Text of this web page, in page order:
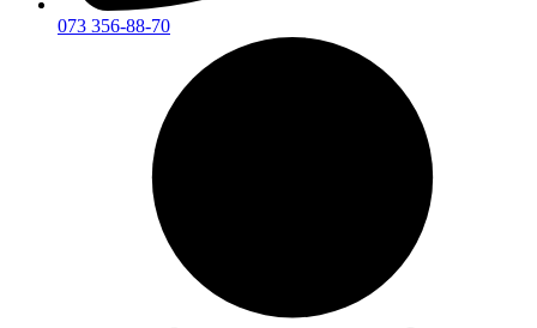
073 356-88-70